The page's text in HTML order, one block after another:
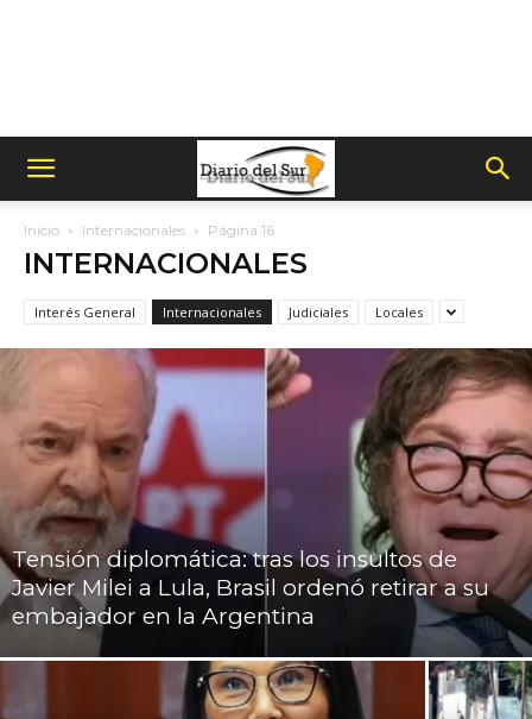
Inicio Internacionales Página 16
INTERNACIONALES
Interés General Internacionales Judiciales Locales
Tensión diplomática: tras los insultos de
Javier Milei a Lula, Brasil ordenó retirar a su
embajador en la Argentina